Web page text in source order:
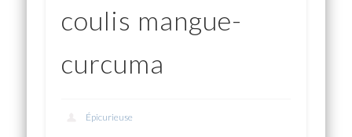
coulis mangue-
curcuma
Épicurieuse